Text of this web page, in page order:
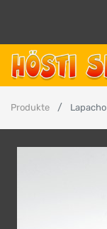
Produkte Lapacho